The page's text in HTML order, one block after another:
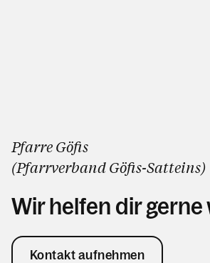
Pfarre Göfis
(PfarrverbandGöfis-Satteins)
Wir helfen dir
Kontakt aufnehmen